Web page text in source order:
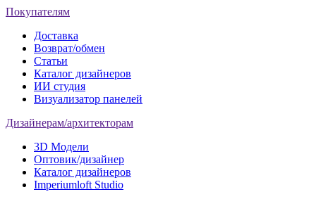
Покупателям
Доставка
Возврат/обмен
Статьи
Каталог дизайнеров
ИИ студия
Визуализатор панелей
Дизайнерам/архитекторам
3D Модели
Оптовик/дизайнер
Каталог дизайнеров
Imperiumloft Studio